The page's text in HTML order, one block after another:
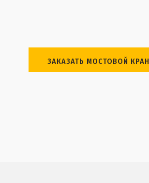
ЗАКАЗАТЬ МОСТОВОЙ КРАН